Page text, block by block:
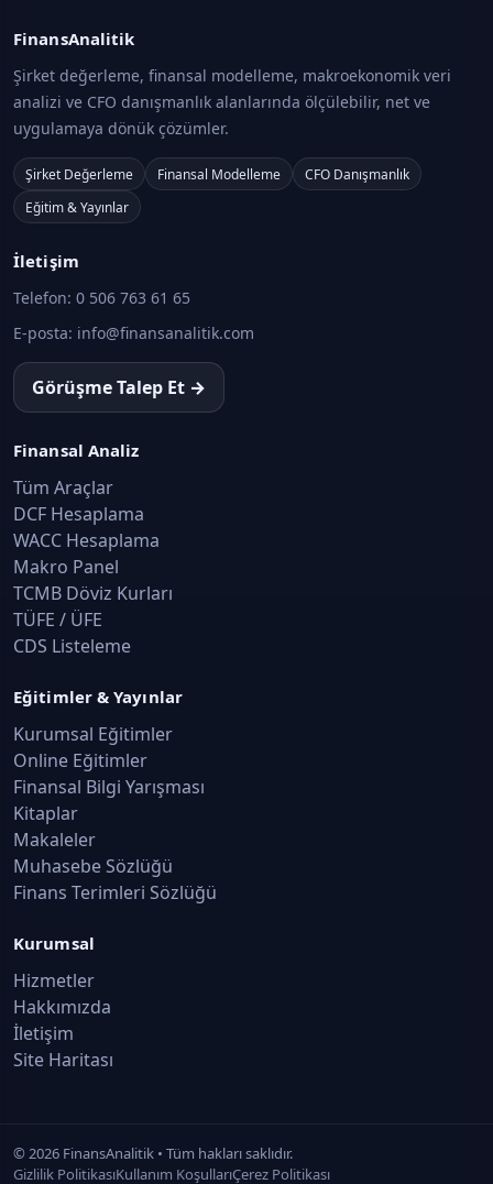
FinansAnalitik
Şirket değerleme, finansal modelleme, makroekonomik veri
analizi ve CFO danışmanlık alanlarında ölçülebilir, net ve
uygulamaya dönük çözümler.
Şirket Değerleme Finansal Modelleme
CFO Danışmanlık
Eğitim & Yayınlar
İletişim
Telefon: 0 506 763 61 65
E-posta: info@finansanalitik.com
Görüşme Talep Et →
Finansal Analiz
Tüm Araçlar
DCF Hesaplama
WACC Hesaplama
Makro Panel
TCMB Döviz Kurları
TÜFE / ÜFE
CDS Listeleme
Eğitimler & Yayınlar
Kurumsal Eğitimler
Online Eğitimler
Finansal Bilgi Yarışması
Kitaplar
Makaleler
Muhasebe Sözlüğü
Finans Terimleri Sözlüğü
Kurumsal
Hizmetler
Hakkımızda
İletişim
Site Haritası
© 2026 FinansAnalitik • Tüm hakları saklıdır.
Gizlilik PolitikasıKullanım KoşullarıÇerez Politikası